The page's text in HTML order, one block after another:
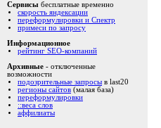
Сервисы бесплатные временно
скорость яндексации
переформулировки и Спектр
примеси по запросу
Информационное
рейтинг SEO-компаний
Архивные - отключенные
возможности
подозрительные запросы в last20
регионы сайтов (малая база)
переформулировки
::веса слов
аффилиаты